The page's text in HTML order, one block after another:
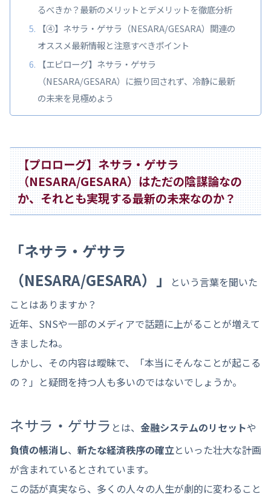
るべきか？最新のメリットとデメリットを徹底分析
【④】ネサラ・ゲサラ（NESARA/GESARA）関連の
オススメ最新情報と注意すべきポイント
【エピローグ】ネサラ・ゲサラ
（NESARA/GESARA）に振り回されず、冷静に最新
の未来を見極めよう
【プロローグ】ネサラ・ゲサラ
（NESARA/GESARA）はただの陰謀論なの
か、それとも実現する最新の未来なのか？
「ネサラ・ゲサラ
（NESARA/GESARA）」
という言葉を聞いた
ことはありますか？
近年、SNSや一部のメディアで話題に上がることが増えて
きましたね。
しかし、その内容は曖昧で、「本当にそんなことが起こる
の？」と疑問を持つ人も多いのではないでしょうか。
ネサラ・ゲサラ とは、 金融システムのリセットや
負債の帳消し、 新たな経済秩序の確立といった壮大な計画
が含まれているとされています。
この話が真実なら、多くの人々の人生が劇的に変わること